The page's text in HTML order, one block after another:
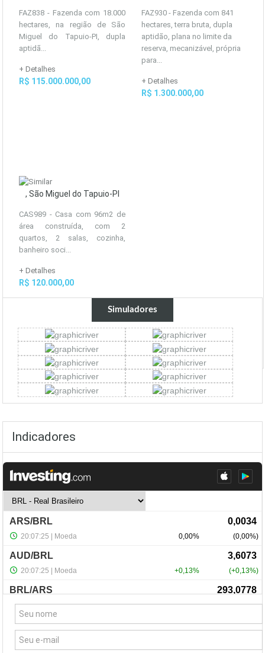
FAZ838 - Fazenda com 18.000
hectares, na região de São
Miguel do Tapuio-PI, dupla
aptidã...
+ Detalhes
R$ 115.000.000,00
FAZ930 - Fazenda com 841
hectares, terra bruta, dupla
aptidão, plana no limite da
reserva, mecanizável, própria
para...
+ Detalhes
R$ 1.300.000,00
, São Miguel do Tapuio-PI
CAS989 - Casa com 96m2 de
área construída, com 2
quartos, 2 salas, cozinha,
banheiro soci...
+ Detalhes
R$ 120.000,00
Simuladores
Indicadores
NewsLetter